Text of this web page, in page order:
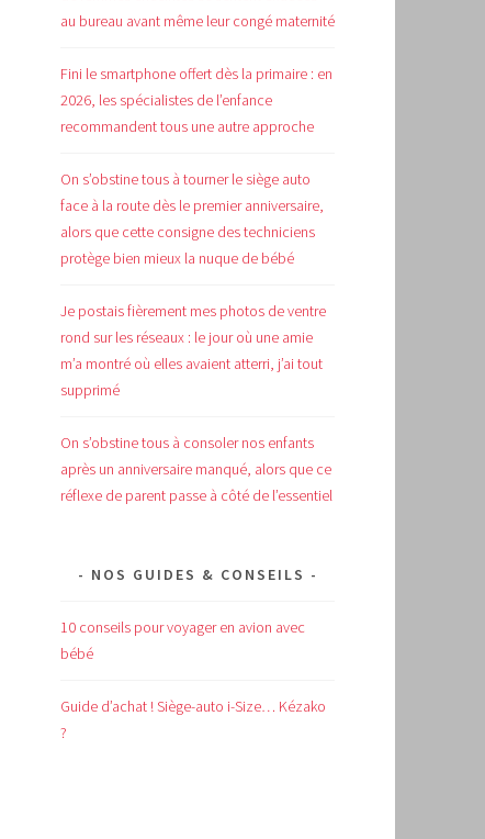
au bureau avant même leur congé maternité
Fini le smartphone offert dès la primaire : en
2026, les spécialistes de l’enfance
recommandent tous une autre approche
On s’obstine tous à tourner le siège auto
face à la route dès le premier anniversaire,
alors que cette consigne des techniciens
protège bien mieux la nuque de bébé
Je postais fièrement mes photos de ventre
rond sur les réseaux : le jour où une amie
m’a montré où elles avaient atterri, j’ai tout
supprimé
On s’obstine tous à consoler nos enfants
après un anniversaire manqué, alors que ce
réflexe de parent passe à côté de l’essentiel
NOS GUIDES & CONSEILS
10 conseils pour voyager en avion avec
bébé
Guide d’achat ! Siège-auto i-Size… Kézako
?